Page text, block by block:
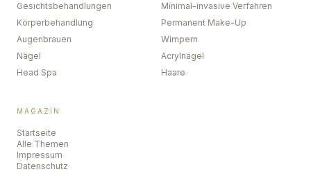
Gesichtsbehandlungen
Minimal-invasive Verfahren
Körperbehandlung
Permanent Make-Up
Augenbrauen
Wimpern
Nägel
Acrylnägel
Head Spa
Haare
MAGAZIN
Startseite
Alle Themen
Impressum
Datenschutz